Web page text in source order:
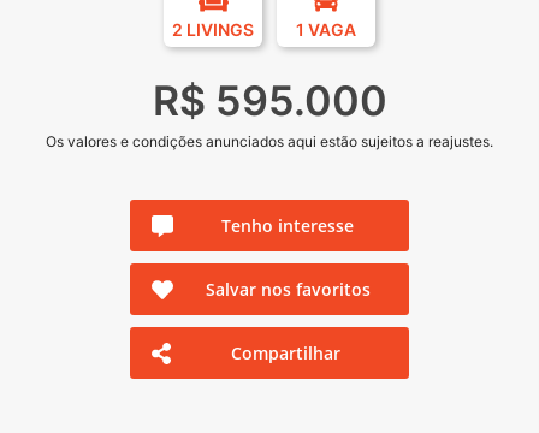
2 LIVINGS 1 VAGA
R$ 595.000
Os valores e condições anunciados aqui estão sujeitos a reajustes.
Tenho interesse
Salvar nos favoritos
Compartilhar